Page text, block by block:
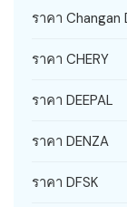
ราคา Changan
ราคา CHERY
ราคา DEEPAL
ราคา DENZA
ราคา DFSK